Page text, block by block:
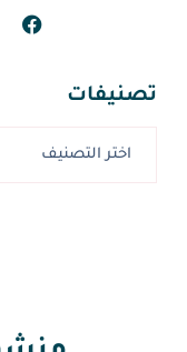
تصنيفات
اختر التصنيف